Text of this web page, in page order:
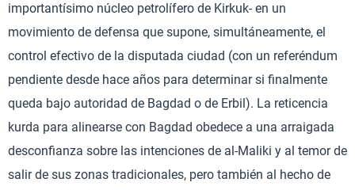
importantísimo núcleo petrolífero de Kirkuk- en un
movimiento de defensa que supone, simultáneamente, el
control efectivo de la disputada ciudad (con un referéndum
pendiente desde hace años para determinar si finalmente
queda bajo autoridad de Bagdad o de Erbil). La reticencia
kurda para alinearse con Bagdad obedece a una arraigada
desconfianza sobre las intenciones de al-Maliki y al temor de
salir de sus zonas tradicionales, pero también al hecho de